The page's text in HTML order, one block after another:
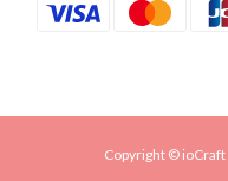
Copyright ©